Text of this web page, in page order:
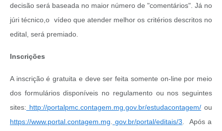
decisão será baseada no maior número de "comentários". Já no
júri técnico,o vídeo que atender melhor os critérios descritos no
edital, será premiado.
Inscrições
A inscrição é gratuita e deve ser feita somente on-line por meio
dos formulários disponíveis no regulamento ou nos seguintes
sites: http://portalpmc.contagem.mg.gov.br/estudacontagem/ ou
https://www.portal.contagem.mg
gov.br/portal/editais/3 . Após a